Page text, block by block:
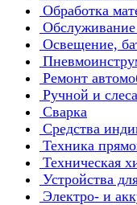
Обработка
Обслуживание
Освещение,
Ремонт
Ручной и
Сварка
Средства
Техника
Техническая
Устройства
Электро- и